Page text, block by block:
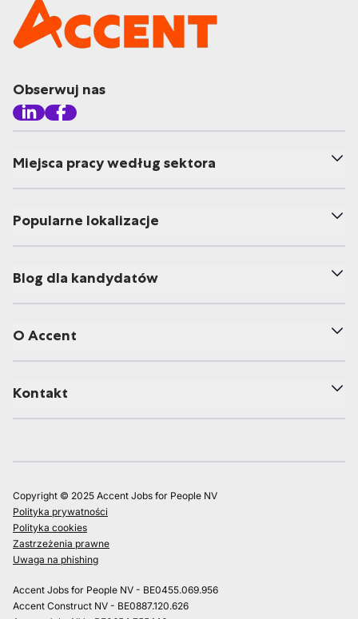
Obserwuj nas
Miejsca pracy według sektora
Popularne lokalizacje
Blog dla kandydatów
O Accent
Kontakt
Copyright © 2025 Accent Jobs for People NV
Polityka prywatności
Polityka cookies
Zastrzeżenia prawne
Uwaga na phishing
Accent Jobs for People NV - BE0455.069.956
Accent Construct NV - BE0887.120.626